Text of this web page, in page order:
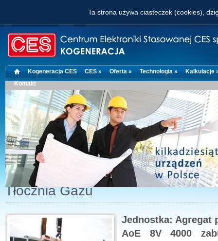
Kogeneracja CES CES » Oferta » Technologia »
Kalkulacje
Kontakt
Tłocznia Gazu
Jednostka: Agregat
AoE 8V 4000
Ta strona używa ciasteczek (cookies),